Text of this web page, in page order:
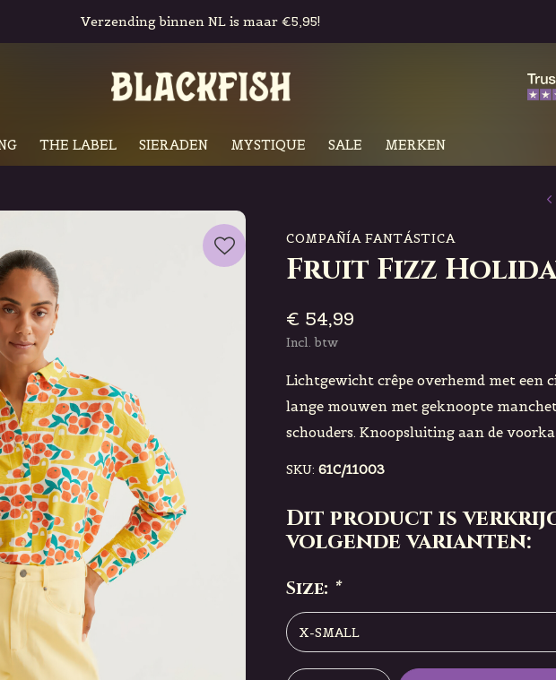
THE LABEL SIERADEN MYSTIQUE SALE MERKEN
Gratis in-store pickup & retour
COMPAÑÍA FANTÁSTICA
Fruit Fizz
€ 54,99
Incl. btw
Lichtgewicht crêpe overhemd met een
lange mouwen met geknoopte
schouders. Knoopsluiting aan de
SKU: 61C/11003
Dit product is
volgende varianten:
Size: *